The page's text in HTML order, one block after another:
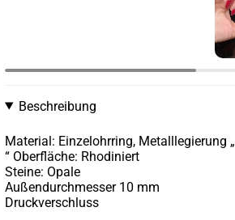
Beschreibung
Material: Einzelohrring, Metalllegierung „
“ Oberfläche: Rhodiniert
Steine: Opale
Außendurchmesser 10 mm
Druckverschluss